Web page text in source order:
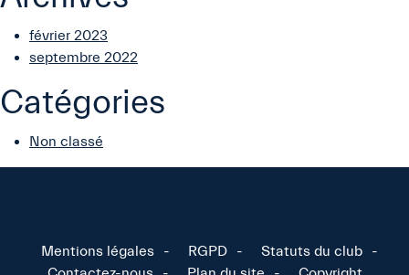
février 2023
septembre 2022
Catégories
Non classé
Mentions légales RGPD
Statuts du club